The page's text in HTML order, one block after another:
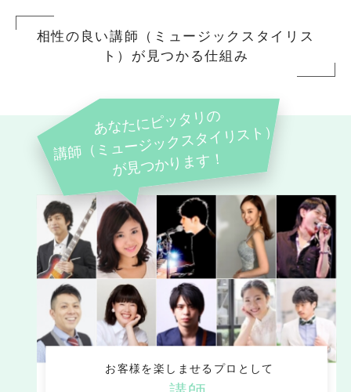
相性の良い講師（ミュージックスタイリス
ト）が見つかる仕組み